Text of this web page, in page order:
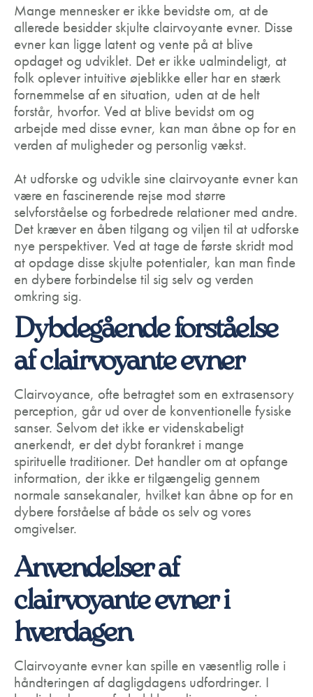
Mange mennesker er ikke bevidste om, at de
allerede besidder skjulte clairvoyante evner. Disse
evner kan ligge latent og vente på at blive
opdaget og udviklet. Det er ikke ualmindeligt, at
folk oplever intuitive øjeblikke eller har en stærk
fornemmelse af en situation, uden at de helt
forstår, hvorfor. Ved at blive bevidst om og
arbejde med disse evner, kan man åbne op for en
verden af muligheder og personlig vækst.
At udforske og udvikle sine clairvoyante evner kan
være en fascinerende rejse mod større
selvforståelse og forbedrede relationer med andre.
Det kræver en åben tilgang og viljen til at udforske
nye perspektiver. Ved at tage de første skridt mod
at opdage disse skjulte potentialer, kan man finde
en dybere forbindelse til sig selv og verden
omkring sig.
Dybdegående forståelse
af clairvoyante evner
Clairvoyance, ofte betragtet som en extrasensory
perception, går ud over de konventionelle fysiske
sanser. Selvom det ikke er videnskabeligt
anerkendt, er det dybt forankret i mange
spirituelle traditioner. Det handler om at opfange
information, der ikke er tilgængelig gennem
normale sansekanaler, hvilket kan åbne op for en
dybere forståelse af både os selv og vores
omgivelser.
Anvendelser af
clairvoyante evner i
hverdagen
Clairvoyante evner kan spille en væsentlig rolle i
håndteringen af dagligdagens udfordringer. I